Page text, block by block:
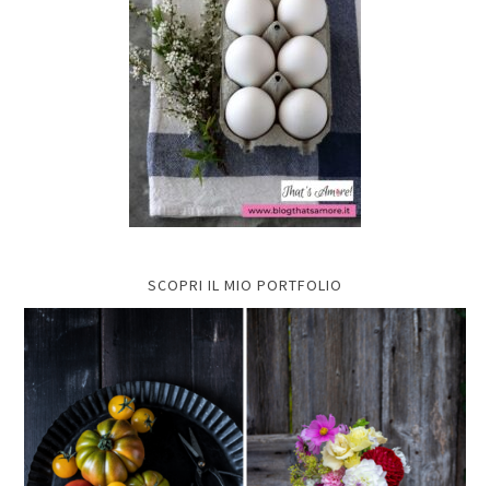
SCOPRI IL MIO PORTFOLIO